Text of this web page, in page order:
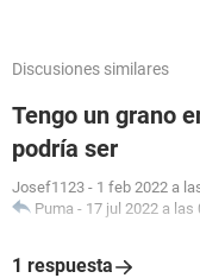
Discusiones similares
Tengo un grano
podría ser
Josef1123 - 1 feb 2022 a
Puma - 17 jul 2022 a las
1 respuesta